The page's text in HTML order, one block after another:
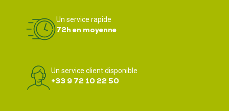
Un service rapide
72h en moyenne
Un service client disponible
+33 9 72 10 22 50